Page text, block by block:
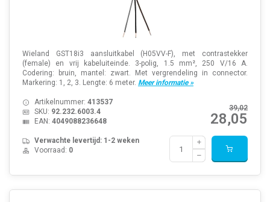
Wieland GST18i3 aansluitkabel (H05VV-F), met contrastekker
(female) en vrij kabeluiteinde. 3-polig, 1.5 mm², 250 V/16 A.
Codering: bruin, mantel: zwart. Met vergrendeling in connector.
Markering: 1, 2, 3. Lengte: 6 meter. Meer informatie »
39,02
28,05
Artikelnummer: 413537
SKU: 92.232.6003.4
EAN: 4049088236648
Verwachte levertijd: 1-2 weken
Voorraad: 0